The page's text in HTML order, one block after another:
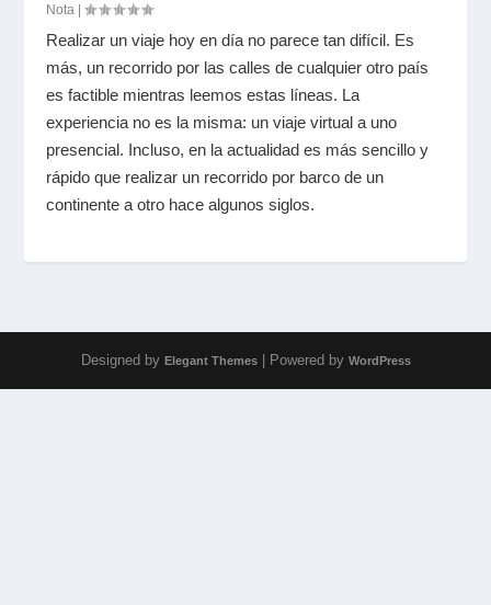
Nota |
Realizar un viaje hoy en día no parece tan difícil. Es
más, un recorrido por las calles de cualquier otro país
es factible mientras leemos estas líneas. La
experiencia no es la misma: un viaje virtual a uno
presencial. Incluso, en la actualidad es más sencillo y
rápido que realizar un recorrido por barco de un
continente a otro hace algunos siglos.
Designed by Elegant Themes| Powered by WordPress